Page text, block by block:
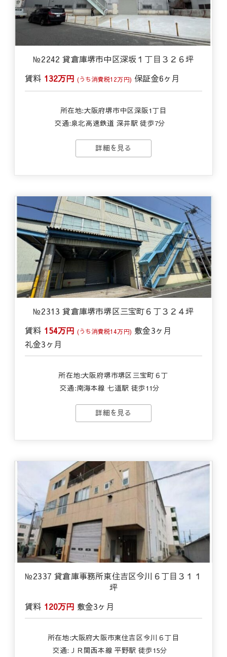
№2242 貸倉庫堺市中区深坂１丁目３２６坪
賃料 132万円 (うち消費税12万円) 保証金6ヶ月
所在地:大阪府堺市中区深阪1丁目
交通:泉北高速鉄道 深井駅 徒歩7分
詳細を見る
№2313 貸倉庫堺市堺区三宝町６丁３２４坪
賃料 154万円 (うち消費税14万円) 敷金3ヶ月
礼金3ヶ月
所在地:大阪府堺市堺区三宝町６丁
交通:南海本線 七道駅 徒歩11分
詳細を見る
№2337 貸倉庫事務所東住吉区今川６丁目３１１
坪
賃料 120万円 敷金3ヶ月
所在地:大阪府大阪市東住吉区今川６丁目
交通: ＪＲ関西本線 平野駅 徒歩15分